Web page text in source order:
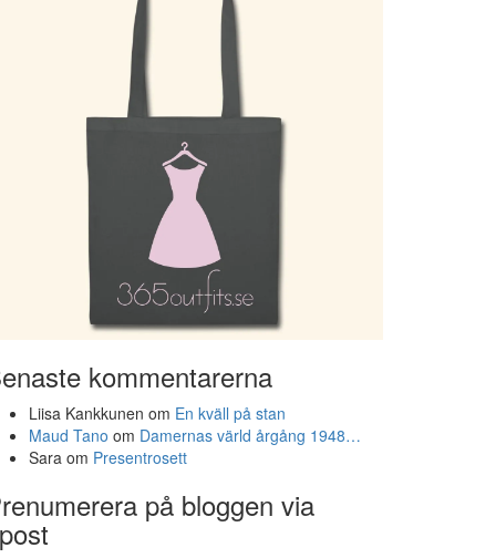
kommentarerna
Liisa Kankkunen om En kväll på stan
Maud Tano om Damernas värld årgång 1948…
Sara om Presentrosett
på bloggen via